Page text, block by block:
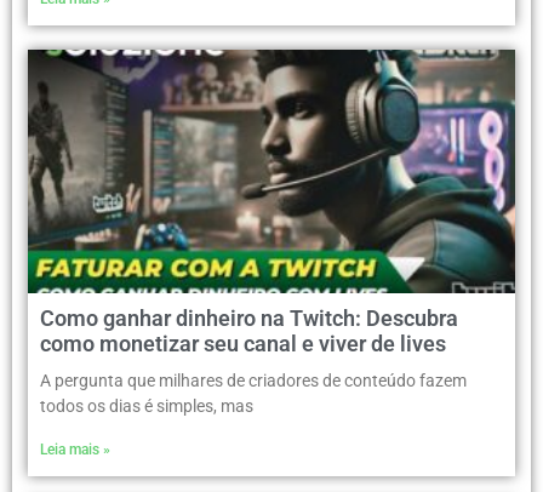
Como ganhar dinheiro na Twitch: Descubra
como monetizar seu canal e viver de lives
A pergunta que milhares de criadores de conteúdo fazem
todos os dias é simples, mas
Leia mais »